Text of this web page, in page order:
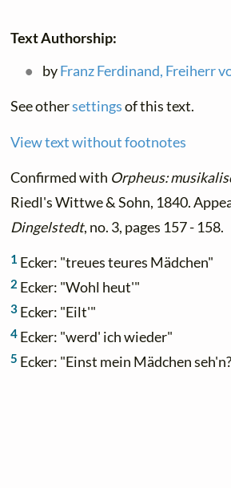
Text Authorship:
byFranz Ferdinand, Freiherr
See othersettingsof this text.
View text without footnotes
Confirmed with Orpheus:
Riedl's Wittwe & Sohn, 1840.
Dingelstedt, no. 3, pages 157 - 158.
1 Ecker: "treues teures Mädchen"
2 Ecker: "Wohl heut'"
3 Ecker: "Eilt'"
4 Ecker: "werd' ich wieder"
5 Ecker: "Einst mein Mädchen